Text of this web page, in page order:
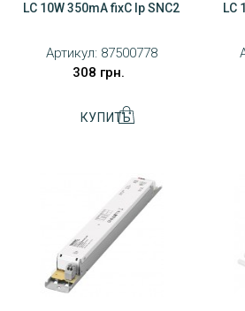
LC 10W 350mA fixC lp SNC2
Артикул: 87500778
308 грн.
LC